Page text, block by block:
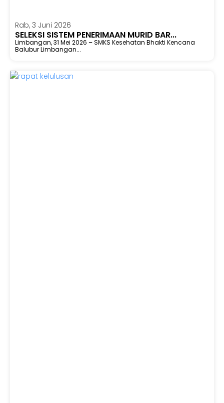
Rab, 3 Juni 2026
SELEKSI SISTEM PENERIMAAN MURID BAR...
Limbangan, 31 Mei 2026 – SMKS Kesehatan Bhakti Kencana
Balubur Limbangan...